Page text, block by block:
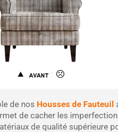
de nos Housses de Fauteuil
de cacher les
de qualité supérieure